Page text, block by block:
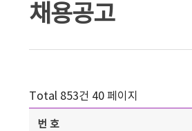
채용공고
Total 853건 40 페이지
번호